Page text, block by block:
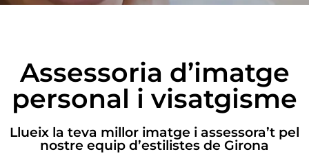
Assessoria d’imatge
personal i visatgisme
Llueix la teva millor imatge i assessora’t pel
nostre equip d’estilistes de Girona